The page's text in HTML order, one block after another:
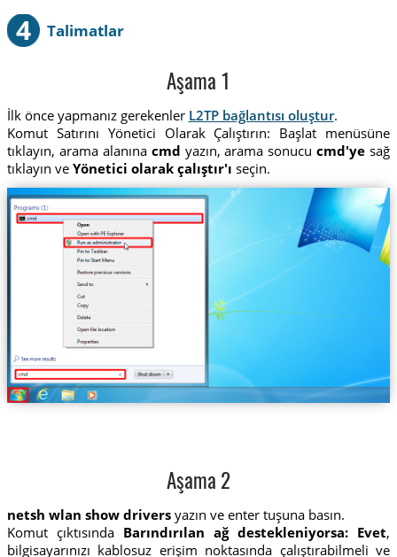
4 Talimatlar
Aşama 1
İlk önce yapmanız gerekenler L2TP bağlantısı oluştur.
Komut Satırını Yönetici Olarak Çalıştırın: Başlat menüsüne
tıklayın, arama alanına cmd yazın, arama sonucucmd'ye sağ
tıklayın ve Yönetici olarak çalıştır'ı seçin.
Aşama 2
netsh wlan show driversyazın ve enter tuşuna basın.
Komut çıktısında Barındırılan ağ destekleniyorsa: Evet,
bilgisayarınızı kablosuz erişim noktasında çalıştırabilmeli ve